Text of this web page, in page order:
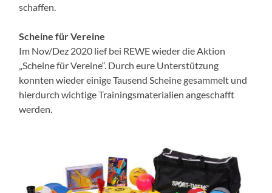
schaffen.
Scheine für Vereine
Im Nov/Dez 2020 lief bei REWE wieder die Aktion
„Scheine für Vereine“. Durch eure Unterstützung
konnten wieder einige Tausend Scheine gesammelt und
hierdurch wichtige Trainingsmaterialien angeschafft
werden.